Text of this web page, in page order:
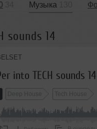
Музыка
sounds 14
into TECH sounds 14
Deep House Tech House